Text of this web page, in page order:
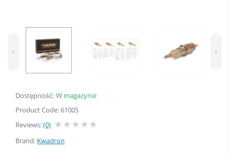
Dostępność:W magazynie
Product Code: 61005
Reviews:(0)
Brand: Kwadron
< >